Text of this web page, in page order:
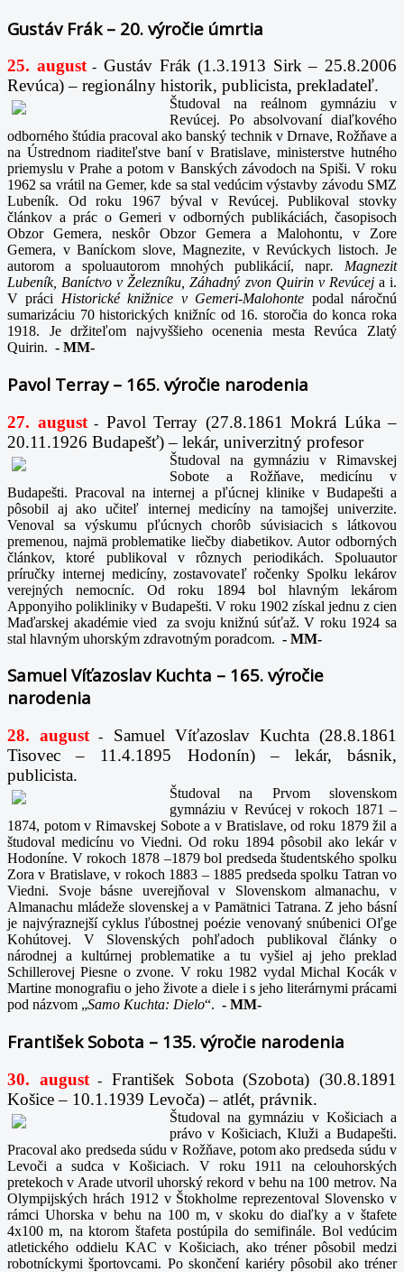
Gustáv Frák – 20. výročie úmrtia
25. august- Gustáv Frák (1.3.1913 Sirk – 25.8.2006
Revúca) – regionálny historik, publicista, prekladateľ.
Študoval na reálnom gymnáziu v
Revúcej. Po absolvovaní diaľkového
odborného štúdia pracoval ako banský technik v Drnave, Rožňave a
na Ústrednom riaditeľstve baní v Bratislave, ministerstve hutného
priemyslu v Prahe a potom v Banských závodoch na Spiši. V roku
1962 sa vrátil na Gemer, kde sa stal vedúcim výstavby závodu SMZ
Lubeník. Od roku 1967 býval v Revúcej. Publikoval stovky
článkov a prác o Gemeri v odborných publikáciách, časopisoch
Obzor Gemera, neskôr Obzor Gemera a Malohontu, v Zore
Gemera, v Baníckom slove, Magnezite, v Revúckych listoch. Je
autorom a spoluautorom mnohých publikácií, napr. Magnezit
Lubeník, Baníctvo v Železníku, Záhadný zvon Quirin v Revúcej a i.
V práci Historické knižnice v Gemeri-Malohonte podal náročnú
sumarizáciu 70 historických knižníc od 16. storočia do konca roka
1918. Je držiteľom najvyššieho ocenenia mesta Revúca Zlatý
Quirin. - MM-
Pavol Terray – 165. výročie narodenia
27. august- Pavol Terray (27.8.1861 Mokrá Lúka –
20.11.1926 Budapešť) – lekár, univerzitný profesor
Študoval na gymnáziu v Rimavskej
Sobote a Rožňave, medicínu v
Budapešti. Pracoval na internej a pľúcnej klinike v Budapešti a
pôsobil aj ako učiteľ internej medicíny na tamojšej univerzite.
Venoval sa výskumu pľúcnych chorôb súvisiacich s látkovou
premenou, najmä problematike liečby diabetikov. Autor odborných
článkov, ktoré publikoval v rôznych periodikách. Spoluautor
príručky internej medicíny, zostavovateľ ročenky Spolku lekárov
verejných nemocníc. Od roku 1894 bol hlavným lekárom
Apponyiho polikliniky v Budapešti. V roku 1902 získal jednu z cien
Maďarskej akadémie vied za svoju knižnú súťaž. V roku 1924 sa
stal hlavným uhorským zdravotným poradcom. - MM-
Samuel Víťazoslav Kuchta – 165. výročie
narodenia
28. august -
Samuel Víťazoslav Kuchta (28.8.1861
Tisovec – 11.4.1895 Hodonín) – lekár, básnik,
publicista.
Študoval na Prvom slovenskom
gymnáziu v Revúcej v rokoch 1871 –
1874, potom v Rimavskej Sobote a v Bratislave, od roku 1879 žil a
študoval medicínu vo Viedni. Od roku 1894 pôsobil ako lekár v
Hodoníne. V rokoch 1878 –1879 bol predseda študentského spolku
Zora v Bratislave, v rokoch 1883 – 1885 predseda spolku Tatran vo
Viedni. Svoje básne uverejňoval v Slovenskom almanachu, v
Almanachu mládeže slovenskej a v Pamätnici Tatrana. Z jeho básní
je najvýraznejší cyklus ľúbostnej poézie venovaný snúbenici Oľge
Kohútovej. V Slovenských pohľadoch publikoval články o
národnej a kultúrnej problematike a tu vyšiel aj jeho preklad
Schillerovej Piesne o zvone. V roku 1982 vydal Michal Kocák v
Martine monografiu o jeho živote a diele i s jeho literárnymi prácami
pod názvom „Samo Kuchta: Dielo“. - MM-
František Sobota – 135. výročie narodenia
30. august-
František Sobota (Szobota) (30.8.1891
Košice – 10.1.1939 Levoča) – atlét, právnik.
Študoval na gymnáziu v Košiciach a
právo v Košiciach, Kluži a Budapešti.
Pracoval ako predseda súdu v Rožňave, potom ako predseda súdu v
Levoči a sudca v Košiciach. V roku 1911 na celouhorských
pretekoch v Arade utvoril uhorský rekord v behu na 100 metrov. Na
Olympijských hrách 1912 v Štokholme reprezentoval Slovensko v
rámci Uhorska v behu na 100 m, v skoku do diaľky a v štafete
4x100 m, na ktorom štafeta postúpila do semifinále. Bol vedúcim
atletického oddielu KAC v Košiciach, ako tréner pôsobil medzi
robotníckymi športovcami. Po skončení kariéry pôsobil ako tréner